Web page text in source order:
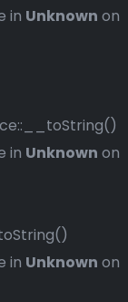
in Unknown on
in Unknown on
in Unknown on